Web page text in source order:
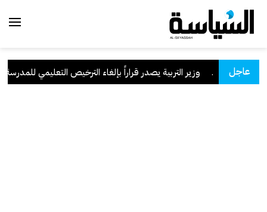
عاجل وزير التربية يصدر قراراً بإلغاء الترخيص التعليمي للمدرسة